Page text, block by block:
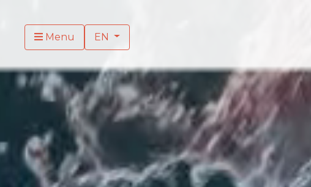
Menu EN